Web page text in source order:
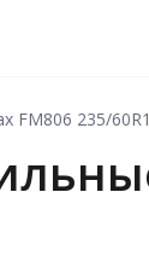
FM806 235/